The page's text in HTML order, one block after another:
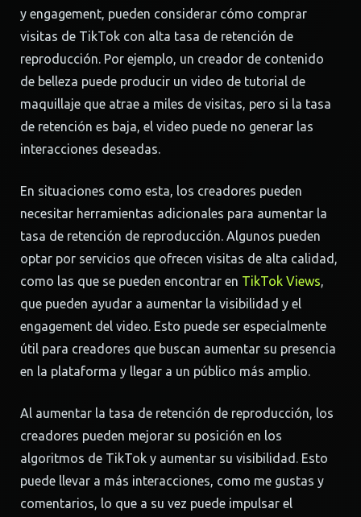
y engagement, pueden considerar cómo comprar
visitas de TikTok con alta tasa de retención de
reproducción. Por ejemplo, un creador de contenido
de belleza puede producir un video de tutorial de
maquillaje que atrae a miles de visitas, pero si la tasa
de retención es baja, el video puede no generar las
interacciones deseadas.
En situaciones como esta, los creadores pueden
necesitar herramientas adicionales para aumentar la
tasa de retención de reproducción. Algunos pueden
optar por servicios que ofrecen visitas de alta calidad,
como las que se pueden encontrar en TikTok Views,
que pueden ayudar a aumentar la visibilidad y el
engagement del video. Esto puede ser especialmente
útil para creadores que buscan aumentar su presencia
en la plataforma y llegar a un público más amplio.
Al aumentar la tasa de retención de reproducción, los
creadores pueden mejorar su posición en los
algoritmos de TikTok y aumentar su visibilidad. Esto
puede llevar a más interacciones, como me gustas y
comentarios, lo que a su vez puede impulsar el